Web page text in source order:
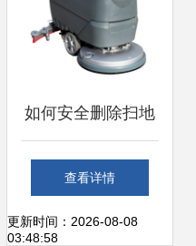
如何安全删除扫地
机产品页 操作指南
与注意事项
查看详情
更新时间：2026-08-08
03:48:58